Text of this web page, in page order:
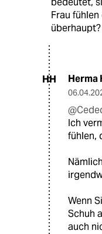
Frau
überhaupt?
HH Herma
Ich
fühlen,
Wenn
Schuh
auch